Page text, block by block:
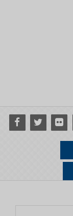
Facebook
Twitter Flickr